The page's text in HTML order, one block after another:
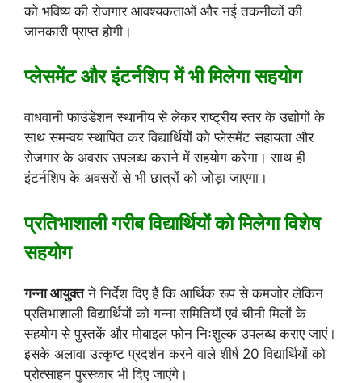
को भविष्य की रोजगार आवश्यकताओं और नई तकनीकों की
जानकारी प्राप्त होगी।
प्लेसमेंट और इंटर्नशिप में भी मिलेगा सहयोग
वाधवानी फाउंडेशन स्थानीय से लेकर राष्ट्रीय स्तर के उद्योगों के
साथ समन्वय स्थापित कर विद्यार्थियों को प्लेसमेंट सहायता और
रोजगार के अवसर उपलब्ध कराने में सहयोग करेगा। साथ ही
इंटर्नशिप के अवसरों से भी छात्रों को जोड़ा जाएगा।
प्रतिभाशाली गरीब विद्यार्थियों को मिलेगा विशेष
सहयोग
गन्ना आयुक्तने निर्देश दिए हैं कि आर्थिक रूप से कमजोर लेकिन
प्रतिभाशाली विद्यार्थियों को गन्ना समितियों एवं चीनी मिलों के
सहयोग से पुस्तकें और मोबाइल फोन निःशुल्क उपलब्ध कराए जाएं।
इसके अलावा उत्कृष्ट प्रदर्शन करने वाले शीर्ष 20 विद्यार्थियों को
प्रोत्साहन पुरस्कार भी दिए जाएंगे।